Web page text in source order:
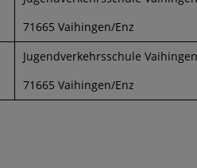
71665 Vaihingen/Enz
Jugendverkehrsschule
71665 Vaihingen/Enz